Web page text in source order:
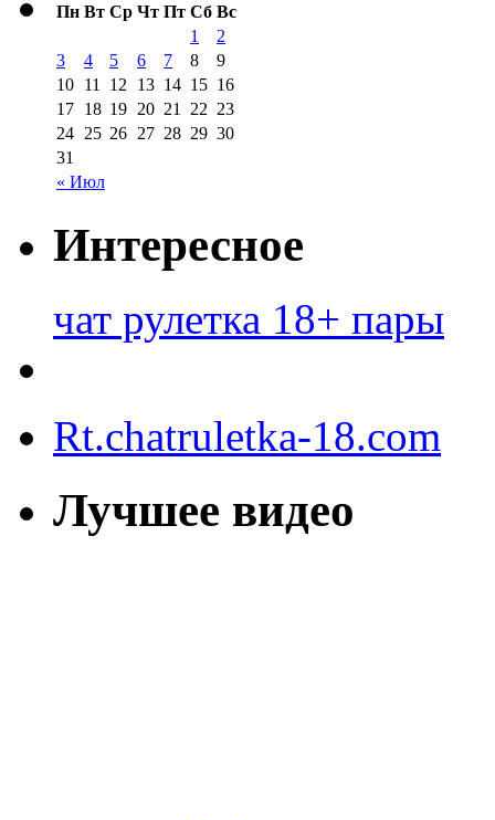
Пн Вт Ср Чт Пт Сб Вс
« Июл
1
2
3
4 5 6 7 8
9
10 11 12 13 14 15 16
17 18 19 20 21 22 23
24 25 26 27 28 29 30
31
Интересное
чат рулетка 18+ пары
Rt.chatruletka-18.com
Лучшее видео